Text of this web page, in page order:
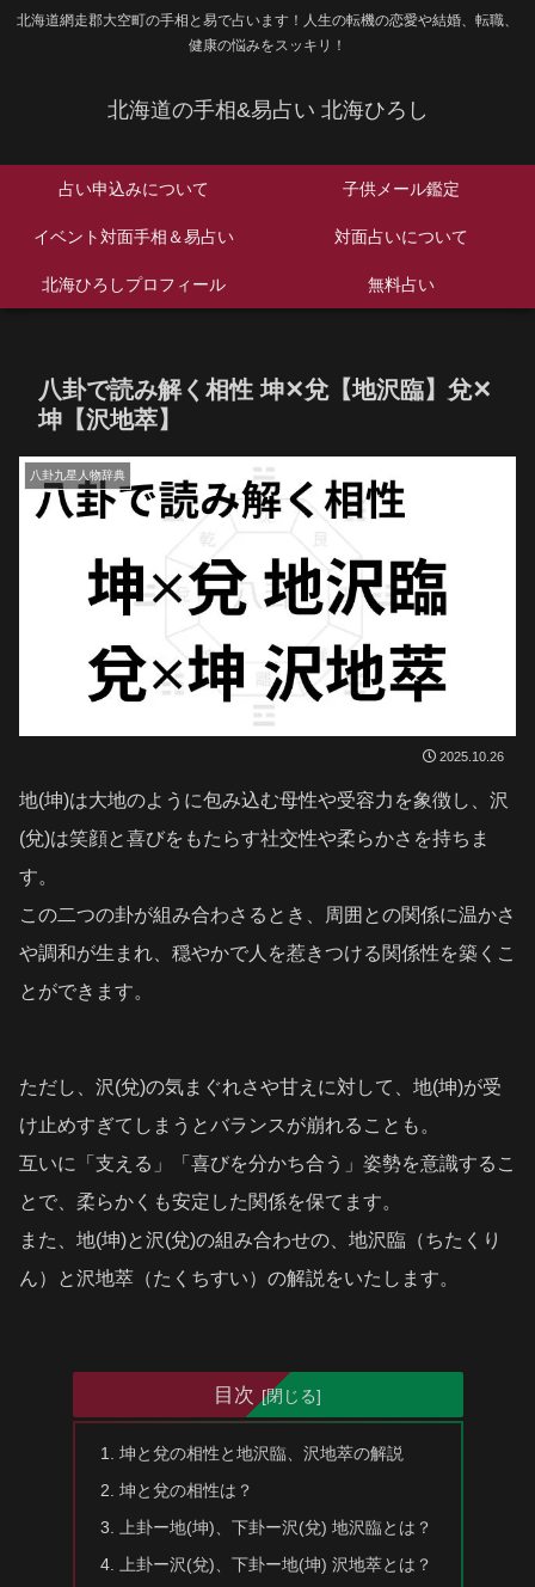
北海道網走郡大空町の手相と易で占います！人生の転機の恋愛や結婚、転職、
健康の悩みをスッキリ！
北海道の手相&易占い 北海ひろし
占い申込みについて 子供メール鑑定
イベント対面手相＆易占い 対面占いについて
北海ひろしプロフィール 無料占い
八卦で読み解く相性 坤✕兌【地沢臨】兌✕
坤【沢地萃】
八卦九星人物辞典
2025.10.26
地(坤)は大地のように包み込む母性や受容力を象徴し、沢
(兌)は笑顔と喜びをもたらす社交性や柔らかさを持ちま
す。
この二つの卦が組み合わさるとき、周囲との関係に温かさ
や調和が生まれ、穏やかで人を惹きつける関係性を築くこ
とができます。
ただし、沢(兌)の気まぐれさや甘えに対して、地(坤)が受
け止めすぎてしまうとバランスが崩れることも。
互いに「支える」「喜びを分かち合う」姿勢を意識するこ
とで、柔らかくも安定した関係を保てます。
また、地(坤)と沢(兌)の組み合わせの、地沢臨（ちたくり
ん）と沢地萃（たくちすい）の解説をいたします。
目次
坤と兌の相性と地沢臨、沢地萃の解説
坤と兌の相性は？
上卦ー地(坤)、下卦ー沢(兌) 地沢臨とは？
上卦ー沢(兌)、下卦ー地(坤) 沢地萃とは？